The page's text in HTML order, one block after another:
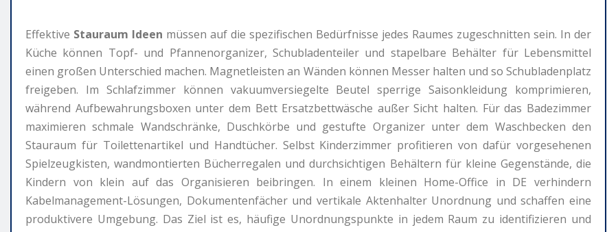
Effektive Stauraum Ideen müssen auf die spezifischen Bedürfnisse jedes Raumes zugeschnitten sein. In der
Küche können Topf- und Pfannenorganizer, Schubladenteiler und stapelbare Behälter für Lebensmittel
einen großen Unterschied machen. Magnetleisten an Wänden können Messer halten und so Schubladenplatz
freigeben. Im Schlafzimmer können vakuumversiegelte Beutel sperrige Saisonkleidung komprimieren,
während Aufbewahrungsboxen unter dem Bett Ersatzbettwäsche außer Sicht halten. Für das Badezimmer
maximieren schmale Wandschränke, Duschkörbe und gestufte Organizer unter dem Waschbecken den
Stauraum für Toilettenartikel und Handtücher. Selbst Kinderzimmer profitieren von dafür vorgesehenen
Spielzeugkisten, wandmontierten Bücherregalen und durchsichtigen Behältern für kleine Gegenstände, die
Kindern von klein auf das Organisieren beibringen. In einem kleinen Home-Office in DE verhindern
Kabelmanagement-Lösungen, Dokumentenfächer und vertikale Aktenhalter Unordnung und schaffen eine
produktivere Umgebung. Das Ziel ist es, häufige Unordnungspunkte in jedem Raum zu identifizieren und